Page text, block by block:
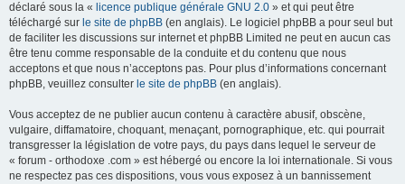
déclaré sous la « licence publique générale GNU 2.0 » et qui peut être
téléchargé sur le site de phpBB (en anglais). Le logiciel phpBB a pour seul but
de faciliter les discussions sur internet et phpBB Limited ne peut en aucun cas
être tenu comme responsable de la conduite et du contenu que nous
acceptons et que nous n’acceptons pas. Pour plus d’informations concernant
phpBB, veuillez consulter le site de phpBB (en anglais).
Vous acceptez de ne publier aucun contenu à caractère abusif, obscène,
vulgaire, diffamatoire, choquant, menaçant, pornographique, etc. qui pourrait
transgresser la législation de votre pays, du pays dans lequel le serveur de
« forum - orthodoxe .com » est hébergé ou encore la loi internationale. Si vous
ne respectez pas ces dispositions, vous vous exposez à un bannissement